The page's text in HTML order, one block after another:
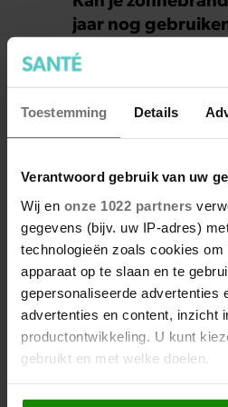
Toestemming Details
Verantwoord gebruik van uw
Wij en onze 1022 partners
gegevens (bijv. uw IP-adres)
technologieën zoals cookies om
apparaat op te slaan en te
gepersonaliseerde advertenties
advertenties en content, inzicht
productontwikkeling. U kunt
gebruikt en met welke doelen.
Als u het toestaat, willen we ook
jaar nog
andere vragen
Kom je aan rond
overgang? Dit is